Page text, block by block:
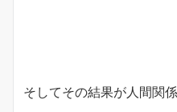
そしてその結果が人間関